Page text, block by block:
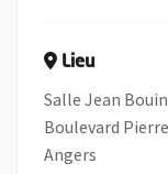
Lieu
Salle Jean Bouin
Boulevard
Angers